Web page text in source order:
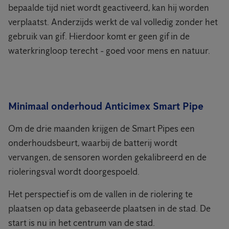
bepaalde tijd niet wordt geactiveerd, kan hij worden
verplaatst. Anderzijds werkt de val volledig zonder het
gebruik van gif. Hierdoor komt er geen gif in de
waterkringloop terecht - goed voor mens en natuur.
Minimaal onderhoud Anticimex Smart Pipe
Om de drie maanden krijgen de Smart Pipes een
onderhoudsbeurt, waarbij de batterij wordt
vervangen, de sensoren worden gekalibreerd en de
rioleringsval wordt doorgespoeld.
Het perspectief is om de vallen in de riolering te
plaatsen op data gebaseerde plaatsen in de stad. De
start is nu in het centrum van de stad.